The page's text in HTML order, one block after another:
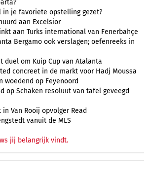
in je favoriete opstelling gezet?
aan Excelsior
aan Turks international van Fenerbahçe
Bergamo ook verslagen; oefenreeks in
duel om Kuip Cup van Atalanta
concreet in de markt voor Hadj Moussa
woedend op Feyenoord
op Schaken resoluut van tafel geveegd
in Van Rooij opvolger Read
vanuit de MLS
jij belangrijk vindt.